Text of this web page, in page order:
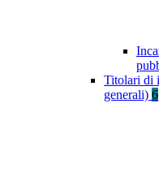
Titolari di
generali) 6